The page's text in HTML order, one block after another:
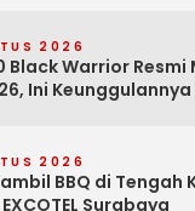
2026
Black Warrior Resmi
Ini Keunggulannya
2026
BBQ di Tengah
Surabaya